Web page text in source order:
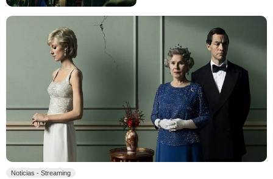
Noticias - Streaming